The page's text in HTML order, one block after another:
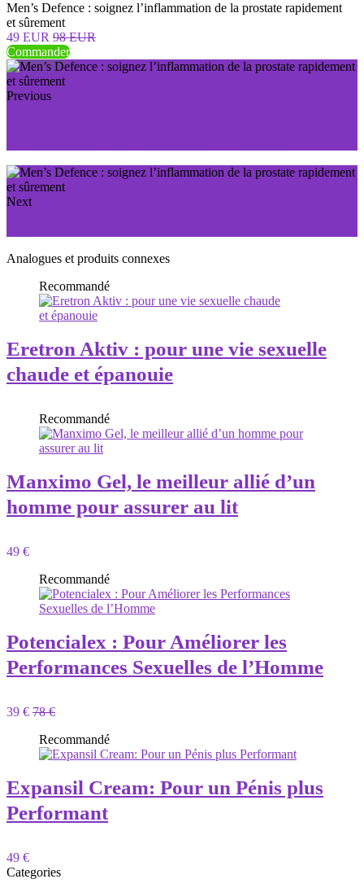
Men’s Defence : soignez l’inflammation de la prostate rapidement
et sûrement
49 EUR 98 EUR
Commander
Previous
Next
Analogues et produits connexes
Recommandé
Eretron Aktiv : pour une vie sexuelle
chaude et épanouie
Recommandé
Manximo Gel, le meilleur allié d’un
homme pour assurer au lit
49 €
Recommandé
Potencialex : Pour Améliorer les
Performances Sexuelles de l’Homme
39 € 78 €
Recommandé
Expansil Cream: Pour un Pénis plus
Performant
49 €
Categories